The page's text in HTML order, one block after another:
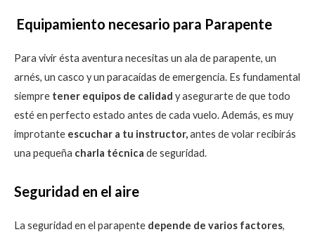
Equipamiento necesario para Parapente
Para vivir ésta aventura necesitas un ala de parapente, un
arnés, un casco y un paracaídas de emergencia. Es fundamental
siempre tener equipos de calidad y asegurarte de que todo
esté en perfecto estado antes de cada vuelo. Además, es muy
improtante escuchar a tu instructor,antes de volar recibirás
una pequeña charla técnica de seguridad.
Seguridad en el aire
La seguridad en el parapente depende de varios factores,